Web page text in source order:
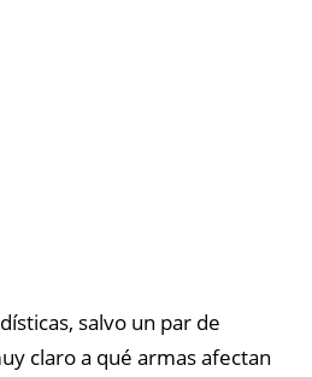
salvo un par de
claro a qué armas afectan